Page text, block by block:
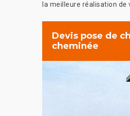
la meilleure réalisation
Devis pose de
cheminée